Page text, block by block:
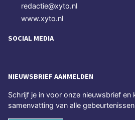
redactie@xyto.nl
www.xyto.nl
SOCIAL MEDIA
NIEUWSBRIEF AANMELDEN
Schrijf je in voor onze nieuwsbrief en
samenvatting van alle